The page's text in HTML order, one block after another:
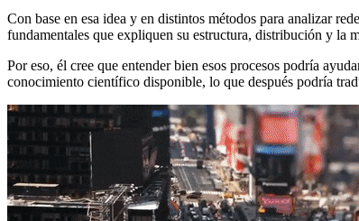
Con base en esa idea y en distintos métodos para analizar
fundamentales que expliquen su estructura, distribución y la
Por eso, él cree que entender bien esos procesos podría
conocimiento científico disponible, lo que después podría